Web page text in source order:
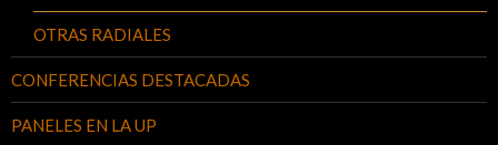
OTRAS RADIALES
CONFERENCIAS DESTACADAS
PANELES EN LA UP